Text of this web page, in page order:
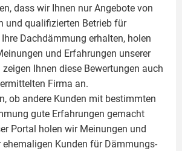
dass wir Ihnen nur Angebote von
und qualifizierten Betrieb für
Dachdämmung erhalten, holen
und Erfahrungen unserer
zeigen Ihnen diese Bewertungen auch
Firma an.
ob andere Kunden mit bestimmten
gute Erfahrungen gemacht
Portal holen wir Meinungen und
ehemaligen Kunden für Dämmungs-